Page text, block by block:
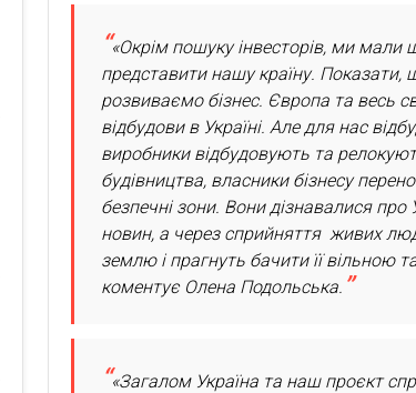
«Окрім пошуку інвесторів, ми мали
представити нашу країну.
розвиваємо бізнес. Європа та весь
відбудови в Україні. Але для нас
виробники відбудовують та
будівництва, власники бізнесу
безпечні зони. Вони дізнавалися про
новин, а через сприйняття живих
землю і прагнуть бачити її вільною
коментує Олена Подольська.
«Загалом Україна та наш проєкт